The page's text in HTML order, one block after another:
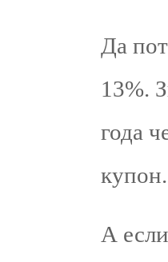
Да
13%.
года
А